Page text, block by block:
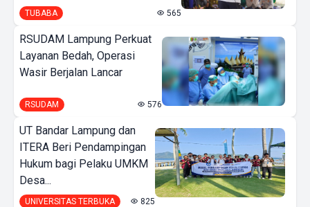
TUBABA 565
RSUDAM Lampung Perkuat
Layanan Bedah, Operasi
Wasir Berjalan Lancar
RSUDAM 576
UT Bandar Lampung dan
ITERA Beri Pendampingan
Hukum bagi Pelaku UMKM
Desa...
UNIVERSITAS TERBUKA 825